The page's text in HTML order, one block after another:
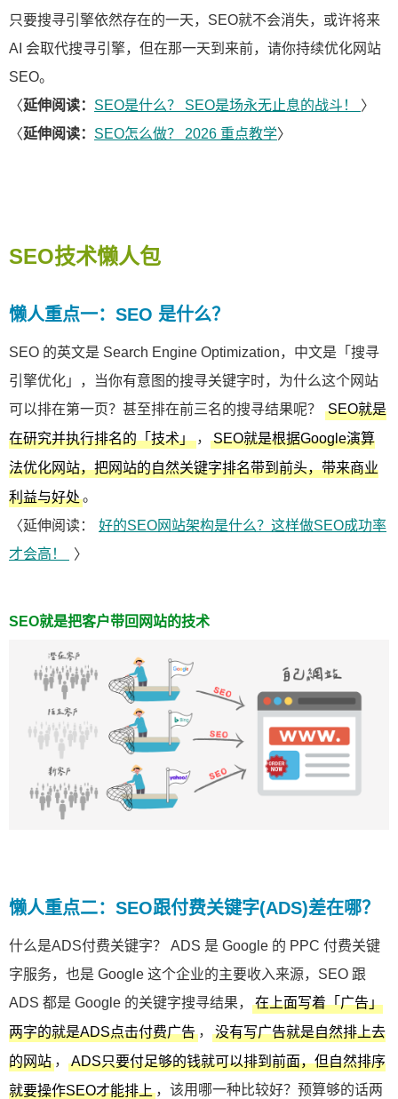
只要搜寻引擎依然存在的一天，SEO就不会消失，或许将来
AI 会取代搜寻引擎，但在那一天到来前，请你持续优化网站
SEO。
〈延伸阅读： SEO是什么？ SEO是场永无止息的战斗！ 〉
〈延伸阅读： SEO怎么做？ 2026 重点教学〉
SEO技术懒人包
懒人重点一：SEO 是什么？
SEO 的英文是 Search Engine Optimization，中文是「搜寻
引擎优化」，当你有意图的搜寻关键字时，为什么这个网站
可以排在第一页？甚至排在前三名的搜寻结果呢？
SEO就是
在研究并执行排名的「技术」 ，SEO就是根据Google演算
法优化网站，把网站的自然关键字排名带到前头，带来商业
利益与好处。
〈延伸阅读：
好的SEO网站架构是什么？这样做SEO成功率
才会高！
〉
SEO就是把客户带回网站的技术
懒人重点二：SEO跟付费关键字(ADS)差在哪？
什么是ADS付费关键字？ ADS 是 Google 的 PPC 付费关键
字服务，也是 Google 这个企业的主要收入来源，SEO 跟
ADS 都是 Google 的关键字搜寻结果，
在上面写着「广告」
两字的就是ADS点击付费广告 ，没有写广告就是自然排上去
的网站 ，ADS只要付足够的钱就可以排到前面，但自然排序
就要操作SEO才能排上 ，该用哪一种比较好？预算够的话两